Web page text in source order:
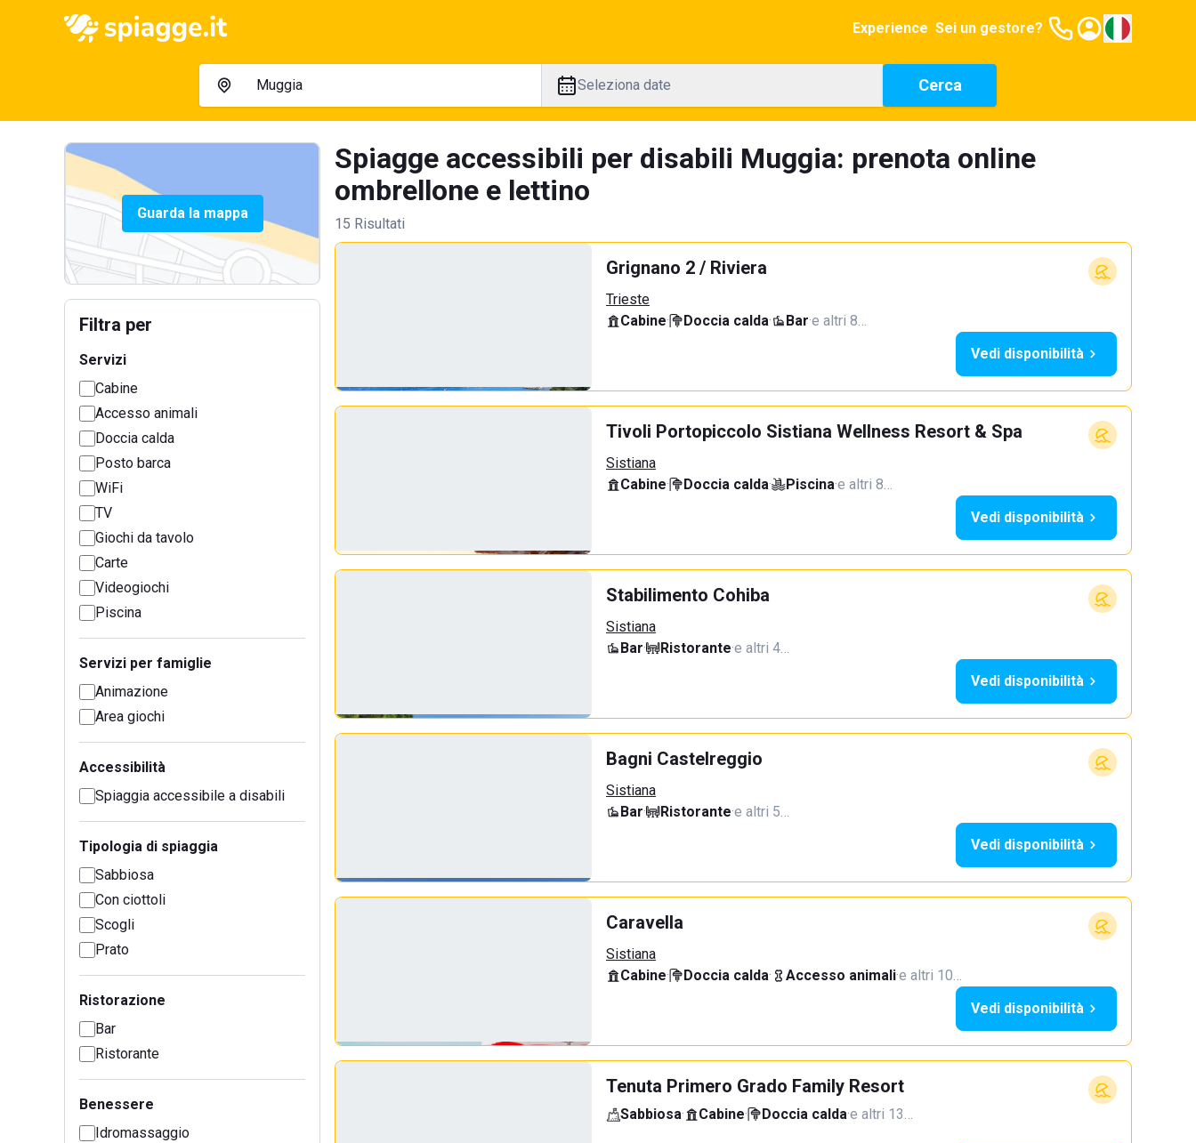
Experience Sei un gestore?
Seleziona date Cerca
Guarda la mappa
Filtra per
Servizi
Cabine
Accesso animali
Doccia calda
Posto barca
WiFi
TV
Giochi da tavolo
Carte
Videogiochi
Piscina
Servizi per famiglie
Animazione
Area giochi
Accessibilità
Spiaggia accessibile a disabili
Tipologia di spiaggia
Sabbiosa
Con ciottoli
Scogli
Prato
Ristorazione
Bar
Ristorante
Benessere
Idromassaggio
Spiagge accessibili per disabili Muggia: prenota online
ombrellone e lettino
15 Risultati
Grignano 2 / Riviera
Trieste
Cabine· Doccia calda· Bar·e altri 8…
Vedi disponibilità
Tivoli Portopiccolo Sistiana Wellness Resort & Spa
Sistiana
Cabine· Doccia calda· Piscina·e altri 8…
Vedi disponibilità
Stabilimento Cohiba
Sistiana
Bar· Ristorante·e altri 4…
Vedi disponibilità
Bagni Castelreggio
Sistiana
Bar· Ristorante·e altri 5…
Vedi disponibilità
Caravella
Sistiana
Cabine· Doccia calda· Accesso animali·e altri 10…
Vedi disponibilità
Tenuta Primero Grado Family Resort
Sabbiosa· Cabine· Doccia calda·e altri 13…